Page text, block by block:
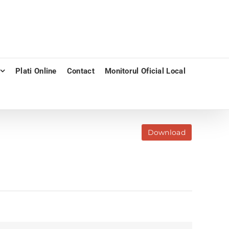
Plati Online Contact Monitorul Oficial Local
Download